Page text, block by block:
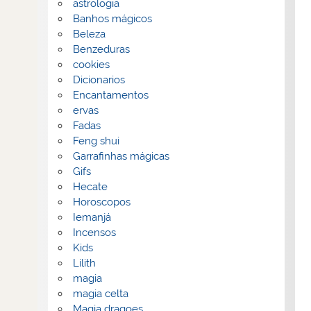
astrologia
Banhos mágicos
Beleza
Benzeduras
cookies
Dicionarios
Encantamentos
ervas
Fadas
Feng shui
Garrafinhas mágicas
Gifs
Hecate
Horoscopos
Iemanjá
Incensos
Kids
Lilith
magia
magia celta